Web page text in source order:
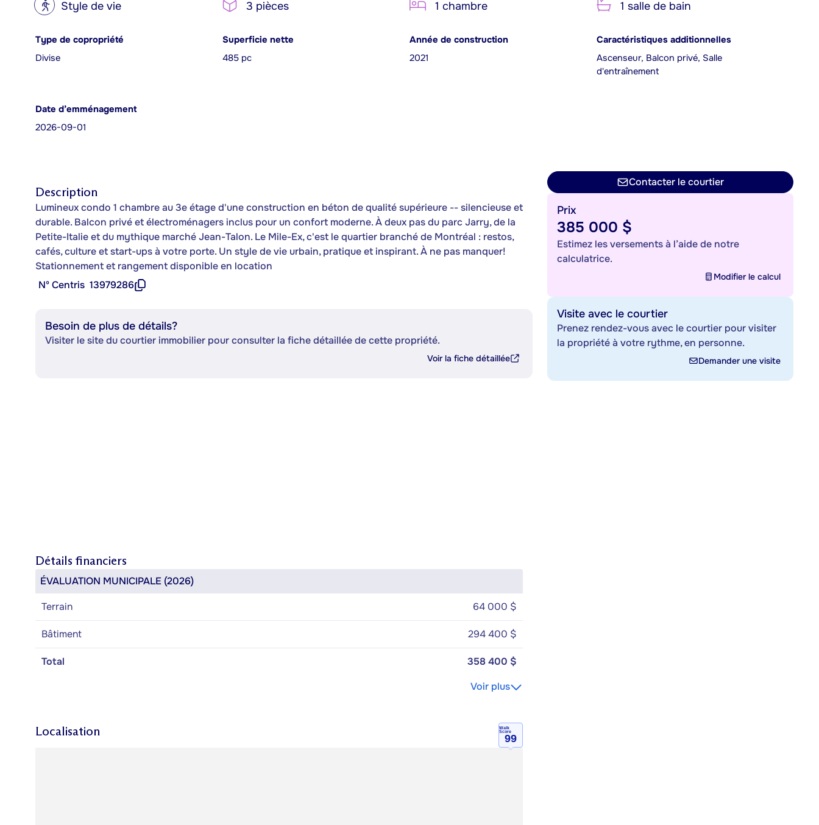
? Style de vie 3 pièces 1 chambre 1 salle de bain
Type de copropriété
Divise
Superficie nette
485 pc
Année de construction
2021
Caractéristiques additionnelles
Ascenseur, Balcon privé, Salle
d'entraînement
Date d’emménagement
2026-09-01
Description
Lumineux condo 1 chambre au 3e étage d'une construction en béton de qualité supérieure -- silencieuse et
durable. Balcon privé et électroménagers inclus pour un confort moderne. À deux pas du parc Jarry, de la
Petite-Italie et du mythique marché Jean-Talon. Le Mile-Ex, c'est le quartier branché de Montréal : restos,
cafés, culture et start-ups à votre porte. Un style de vie urbain, pratique et inspirant. À ne pas manquer!
Stationnement et rangement disponible en location
Nº Centris 13979286
Besoin de plus de détails?
Visiter le site du courtier immobilier pour consulter la fiche détaillée de cette propriété.
Voir la fiche détaillée
Détails financiers
ÉVALUATION MUNICIPALE (2026)
Terrain
64 000 $
Bâtiment 294 400 $
Total
358 400 $
Voir plus
Localisation
Walk
Score
99
Contacter le courtier
Prix
385 000 $
Estimez les versements à l’aide de notre
calculatrice.
Modifier le calcul
Visite avec le courtier
Prenez rendez-vous avec le courtier pour visiter
la propriété à votre rythme, en personne.
Demander une visite